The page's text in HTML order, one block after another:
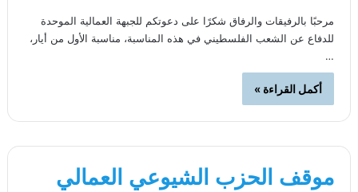
مرحبًا بالرفيقات والرفاق شكرًا على دعوتكم للجبهة العمالية الموحدة
للدفاع عن الشعب الفلسطيني في هذه المناسبة، مناسبة الأول من أيار،
…
أكمل القراءة »
موقف الحزب الشيوعي العمالي